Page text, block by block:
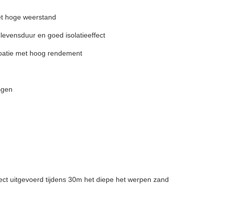
hoge weerstand
en goed isolatieeffect
met hoog rendement
uitgevoerd tijdens 30m het diepe het werpen zand